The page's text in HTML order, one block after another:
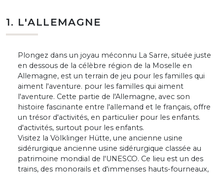
1. L'ALLEMAGNE
Plongez dans un joyau méconnu La Sarre, située juste
en dessous de la célèbre région de la Moselle en
Allemagne, est un terrain de jeu pour les familles qui
aiment l'aventure. pour les familles qui aiment
l'aventure. Cette partie de l'Allemagne, avec son
histoire fascinante entre l'allemand et le français, offre
un trésor d'activités, en particulier pour les enfants.
d'activités, surtout pour les enfants.
Visitez la Völklinger Hütte, une ancienne usine
sidérurgique ancienne usine sidérurgique classée au
patrimoine mondial de l'UNESCO. Ce lieu est un des
trains, des monorails et d'immenses hauts-fourneaux,